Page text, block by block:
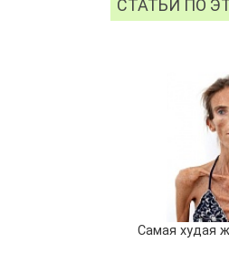
СТАТЬИ ПО
Самая худая